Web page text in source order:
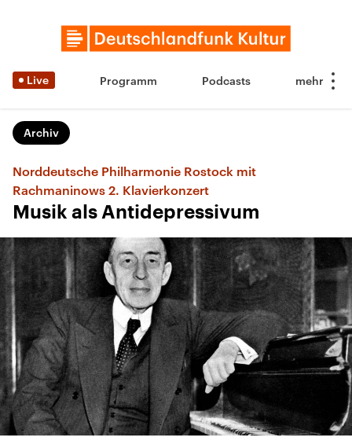
Live Programm Podcasts
Archiv
Norddeutsche Philharmonie Rostock mit
Rachmaninows 2. Klavierkonzert
Musik als Antidepressivum